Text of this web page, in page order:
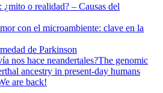
o realidad? – Causas del
con el microambiente: clave en la
de Parkinson
nos hace neandertales?The genomic
ancestry in present-day humans
are back!